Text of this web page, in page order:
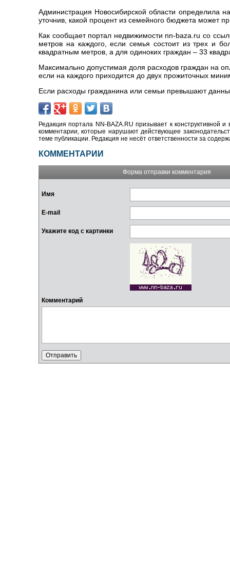
Администрация Новосибирской области определила
уточнив, какой процент из семейного бюджета может
Как сообщает портал недвижимости nn-baza.ru со
метров на каждого, если семья состоит из трех и
квадратным метров, а для одиноких граждан – 33
Максимально допустимая доля расходов граждан на
если на каждого приходится до двух прожиточных
Если расходы гражданина или семьи превышают
Редакция портала NN-BAZA.RU призывает к конструктивной
комментарии, которые нарушают действующее
теме публикации. Редакция не несёт ответственности за
КОММЕНТАРИИ
Форма отправки комментария
Имя
E-mail
Укажите код с картинки
Комментарий